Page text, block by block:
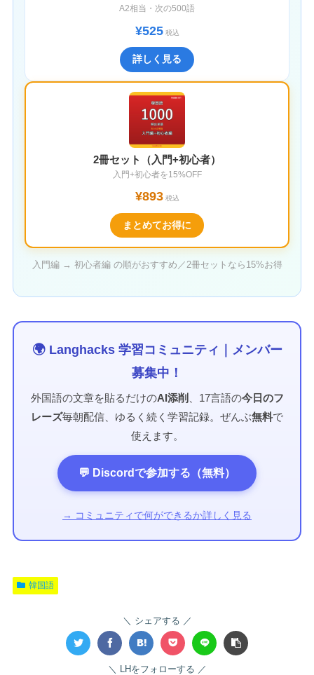
A2相当・次の500語
¥525税込
詳しく見る
2冊セット（入門+初心者）
入門+初心者を15%OFF
¥893税込
まとめてお得に
入門編 → 初心者編 の順がおすすめ／2冊セットなら15%お得
🌍 Langhacks 学習コミュニティ｜メンバー
募集中！
外国語の文章を貼るだけのAI添削 、17言語の今日のフ
レーズ毎朝配信、ゆるく続く学習記録。ぜんぶ無料で
使えます。
💬 Discordで参加する（無料）
→ コミュニティで何ができるか詳しく見る
韓国語
シェアする
LHをフォローする